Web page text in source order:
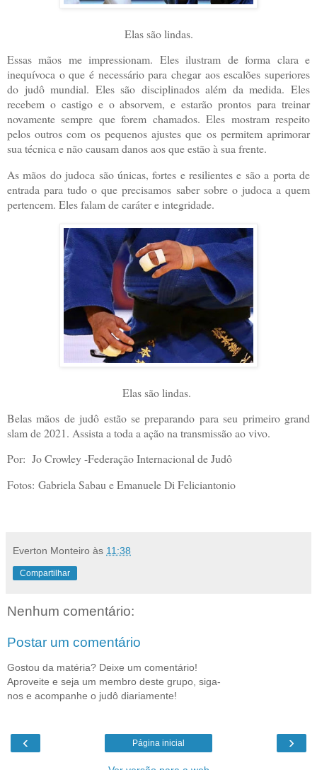
Elas são lindas.
Essas mãos me impressionam. Eles ilustram de forma clara e
inequívoca o que é necessário para chegar aos escalões superiores
do judô mundial. Eles são disciplinados além da medida. Eles
recebem o castigo e o absorvem, e estarão prontos para treinar
novamente sempre que forem chamados. Eles mostram respeito
pelos outros com os pequenos ajustes que os permitem aprimorar
sua técnica e não causam danos aos que estão à sua frente.
As mãos do judoca são únicas, fortes e resilientes e são a porta de
entrada para tudo o que precisamos saber sobre o judoca a quem
pertencem. Eles falam de caráter e integridade.
Elas são lindas.
Belas mãos de judô estão se preparando para seu primeiro grand
slam de 2021. Assista a toda a ação na transmissão ao vivo.
Por: Jo Crowley -Federação Internacional de Judô
Fotos: Gabriela Sabau e Emanuele Di Feliciantonio
Everton Monteiro às 11:38
Compartilhar
Nenhum comentário:
Postar um comentário
Gostou da matéria? Deixe um comentário!
Aproveite e seja um membro deste grupo, siga-
nos e acompanhe o judô diariamente!
‹ ›
Página inicial